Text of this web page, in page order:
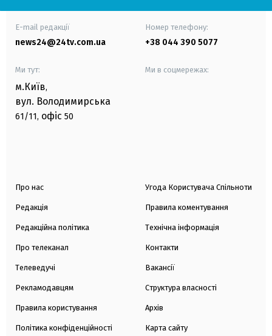
E-mail редакції
news24@24tv.com.ua
Номер телефону:
+38 044 390 5077
Ми тут:
м.Київ,
вул. Володимирська
61/11, офіс 50
Ми в соцмережах:
Про нас
Редакція
Редакційна політика
Про телеканал
Телеведучі
Рекламодавцям
Правила користування
Політика конфіденційності
Угода Користувача Спільноти
Правила коментування
Технічна інформація
Контакти
Вакансії
Структура власності
Архів
Карта сайту